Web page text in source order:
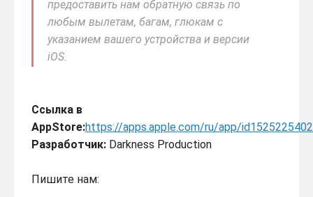
предоставить нам обратную связь по
любым вылетам, багам, глюкам с
указанием вашего устройства и версии
iOS.
Ссылка в
AppStore:https://apps.apple.com/ru/app/id1525225402
Разработчик: Darkness Production
Пишите нам: